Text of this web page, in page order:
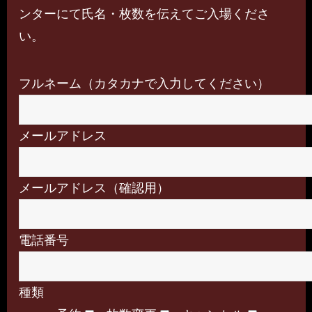
ンターにて氏名・枚数を伝えてご入場くださ
い。
フルネーム（カタカナで入力してください）
メールアドレス
メールアドレス（確認用）
電話番号
種類